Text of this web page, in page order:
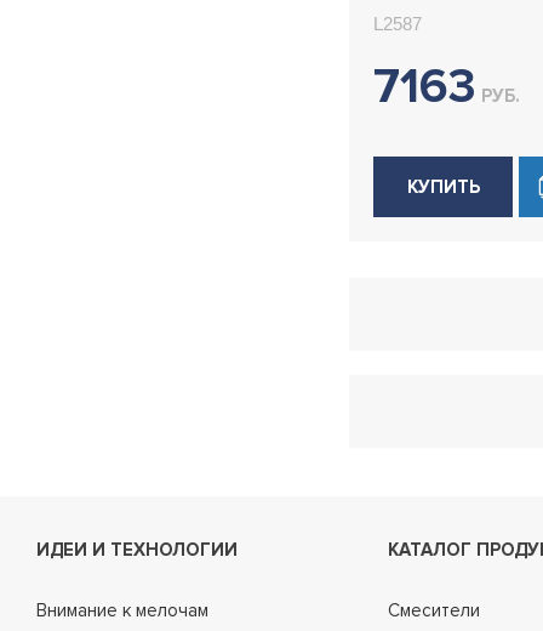
L2587
7163 РУБ.
КУПИТЬ
ИДЕИ И ТЕХНОЛОГИИ
Внимание к мелочам
КАТАЛОГ
Смесители